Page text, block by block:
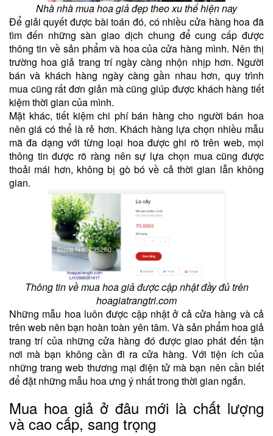
Nhà nhà mua hoa giả đẹp theo xu thế hiện nay
Để giải quyết được bài toán đó, có nhiều cửa hàng hoa đã
tìm đến những sàn giao dịch chung để cung cấp được
thông tin về sản phẩm và hoa của cửa hàng mình. Nên thị
trường hoa giả trang trí ngày càng nhộn nhịp hơn. Người
bán và khách hàng ngày càng gần nhau hơn, quy trình
mua cũng rất đơn giản mà cũng giúp được khách hàng tiết
kiệm thời gian của mình.
Mặt khác, tiết kiệm chi phí bán hàng cho người bán hoa
nên giá có thể là rẻ hơn. Khách hàng lựa chọn nhiều mẫu
mã đa dạng với từng loại hoa được ghi rõ trên web, mọi
thông tin được rõ ràng nên sự lựa chọn mua cũng được
thoải mái hơn, không bị gò bó về cả thời gian lẫn không
gian.
Thông tin về mua hoa giả được cập nhật đầy đủ trên
hoagiatrangtri.com
Những mẫu hoa luôn được cập nhật ở cả cửa hàng và cả
trên web nên bạn hoàn toàn yên tâm. Và sản phẩm hoa giả
trang trí của những cửa hàng đó được giao phát đến tận
nơi mà bạn không cần đi ra cửa hàng. Với tiện ích của
những trang web thương mại điện tử mà bạn nên cần biết
để đặt những mẫu hoa ưng ý nhất trong thời gian ngắn.
Mua hoa giả ở đâu mới là chất lượng
và cao cấp, sang trọng